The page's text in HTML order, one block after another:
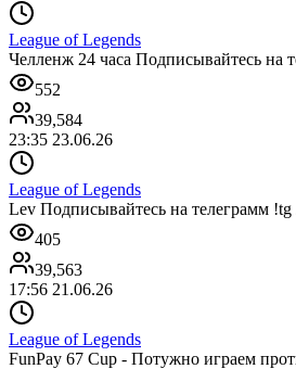
League of Legends
Челленж 24 часа Подписывайтесь на
552
39,584
23:35 23.06.26
League of Legends
Lev Подписывайтесь на телеграмм !tg
405
39,563
17:56 21.06.26
League of Legends
FunPay 67 Cup - Потужно играем